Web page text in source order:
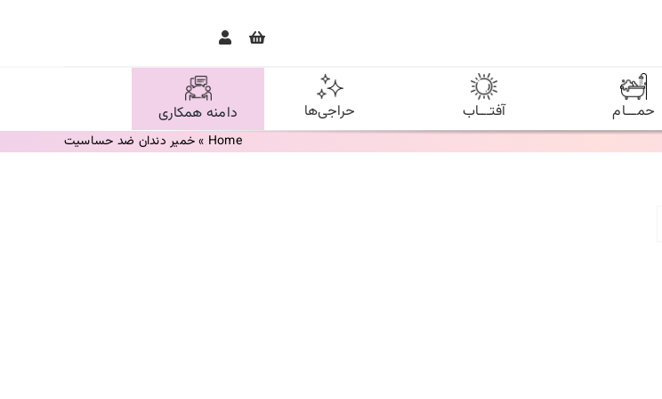
حمـــام آفتـــاب حراجی‌ها دامنه همکاری
Home
»خمیر دندان ضد حساسیت